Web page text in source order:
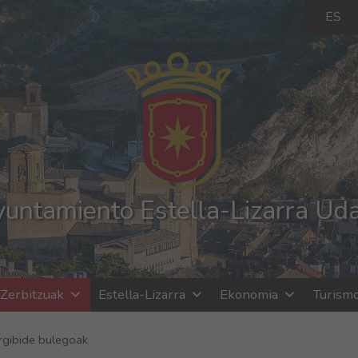
ES
Estella-Lizarra
Zerbitzuak Estella-Lizarra Ekonomia
bulegoak